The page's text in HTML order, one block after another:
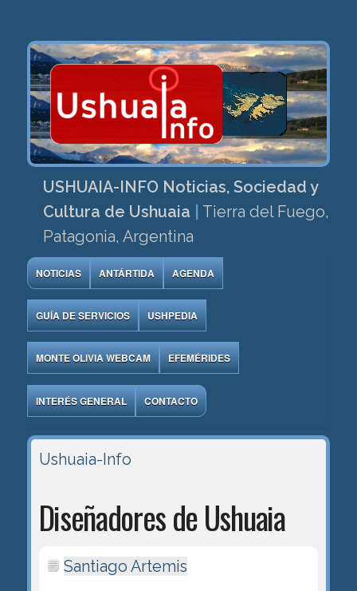
USHUAIA-INFO Noticias, Sociedad y
Cultura de Ushuaia
Tierra del Fuego,
Patagonia, Argentina
NOTICIAS ANTÁRTIDA AGENDA
GUÍA DE SERVICIOS USHPEDIA
MONTE OLIVIA WEBCAM EFEMÉRIDES
INTERÉS GENERAL CONTACTO
Ushuaia-Info
Diseñadores de Ushuaia
Santiago Artemis